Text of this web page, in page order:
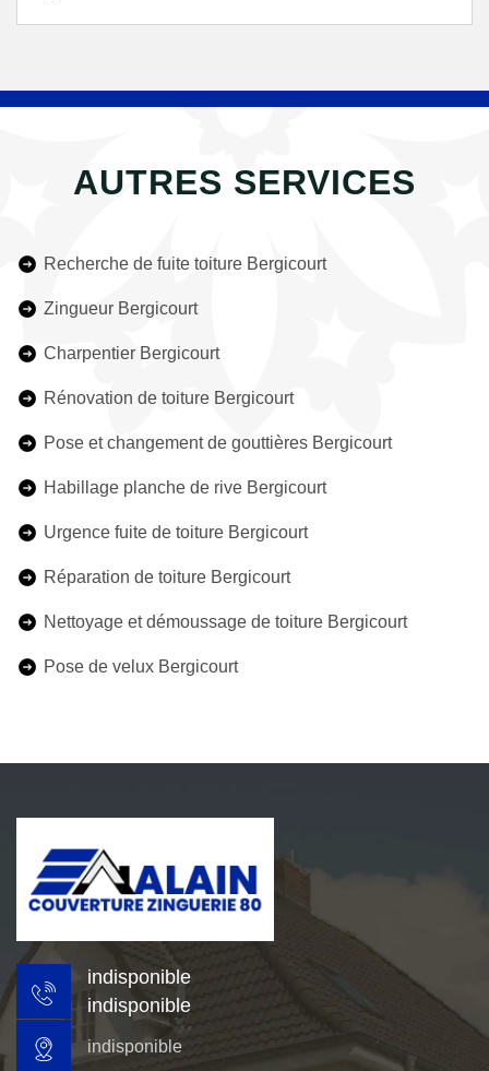
AUTRES SERVICES
Recherche de fuite toiture Bergicourt
Zingueur Bergicourt
Charpentier Bergicourt
Rénovation de toiture Bergicourt
Pose et changement de gouttières Bergicourt
Habillage planche de rive Bergicourt
Urgence fuite de toiture Bergicourt
Réparation de toiture Bergicourt
Nettoyage et démoussage de toiture Bergicourt
Pose de velux Bergicourt
indisponible
indisponible
indisponible